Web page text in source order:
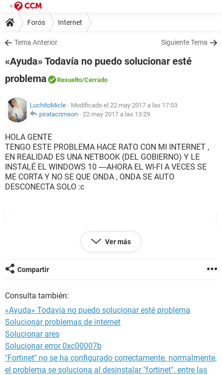
Foros Internet
Tema Anterior Siguiente Tema
«Ayuda» Todavía no puedo solucionar esté
problema
Resuelto/Cerrado
LuchitoMicle - Modificado el 22 may 2017 a las 17:03
piratacrimson - 22 may 2017 a las 13:29
HOLA GENTE
TENGO ESTE PROBLEMA HACE RATO CON MI INTERNET ,
EN REALIDAD ES UNA NETBOOK (DEL GOBIERNO) Y LE
INSTALÉ EL WINDOWS 10 ----AHORA EL WI-FI A VECES SE
ME CORTA Y NO SE QUE ONDA , ONDA SE AUTO
DESCONECTA SOLO :c
Ver más
Compartir
Consulta también:
«Ayuda» Todavía no puedo solucionar esté problema
Solucionar problemas de internet
Solucionar ares
Solucionar error 0xc00007b
"Fortinet" no se ha configurado correctamente. normalmente,
el problema se soluciona al desinstalar "fortinet". entre las